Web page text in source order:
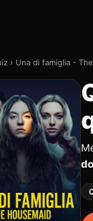
› Una di famiglia -